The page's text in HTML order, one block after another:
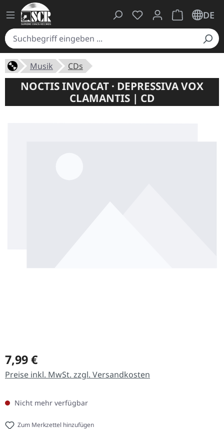
Du hast 0 Produkte
Warenkorb
DE
Musik CDs
NOCTIS INVOCAT · DEPRESSIVA VOX
CLAMANTIS | CD
Regulärer Preis:
7,99 €
Preise inkl. MwSt. zzgl. Versandkosten
Nicht mehr verfügbar
Zum Merkzettel hinzufügen